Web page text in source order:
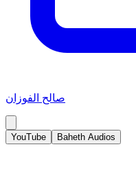
صالح الفوزان
YouTube Baheth Audios